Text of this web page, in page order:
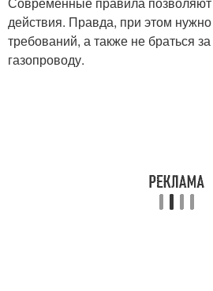
действия. Правда, при этом
требований, а также не браться
газопроводу.